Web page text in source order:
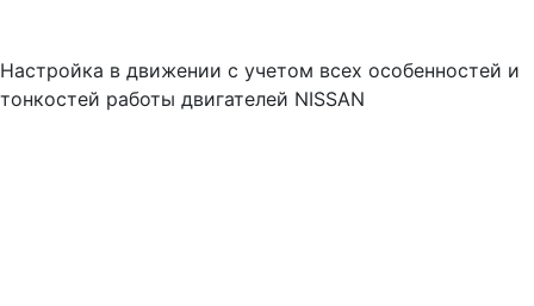
Настройка в движении с учетом всех особенностей и
тонкостей работы двигателей NISSAN